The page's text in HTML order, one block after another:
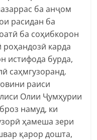
ба анҷом
расидан ба
ба соҳибкорон
роҳандозӣ карда
истифода бурда,
саҳмгузоранд.
раиси
Олии Ҷумҳурии
намуд, ки
ҳамеша зери
қарор дошта,